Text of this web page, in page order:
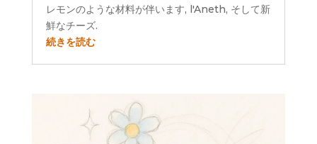
レモンのような材料が伴います, l'Aneth, そして新
鮮なチーズ.
続きを読む